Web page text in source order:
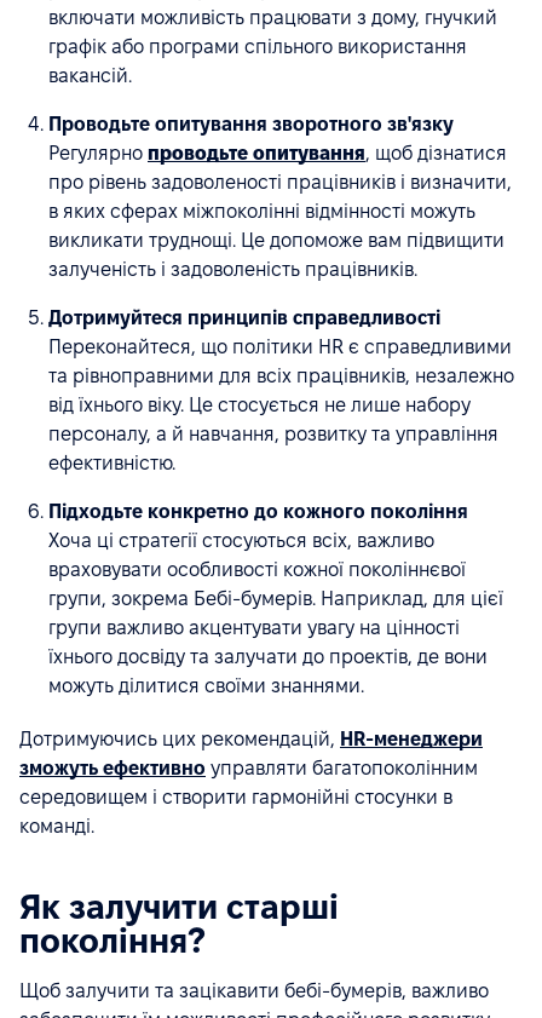
включати можливість працювати з дому, гнучкий
графік або програми спільного використання
вакансій.
Проводьте опитування зворотного зв'язку
Регулярно проводьте опитування, щоб дізнатися
про рівень задоволеності працівників і визначити,
в яких сферах міжпоколінні відмінності можуть
викликати труднощі. Це допоможе вам підвищити
залученість і задоволеність працівників.
Дотримуйтеся принципів справедливості
Переконайтеся, що політики HR є справедливими
та рівноправними для всіх працівників, незалежно
від їхнього віку. Це стосується не лише набору
персоналу, а й навчання, розвитку та управління
ефективністю.
Підходьте конкретно до кожного покоління
Хоча ці стратегії стосуються всіх, важливо
враховувати особливості кожної поколіннєвої
групи, зокрема Бебі-бумерів. Наприклад, для цієї
групи важливо акцентувати увагу на цінності
їхнього досвіду та залучати до проектів, де вони
можуть ділитися своїми знаннями.
Дотримуючись цих рекомендацій, HR-менеджери
зможуть ефективно управляти багатопоколінним
середовищем і створити гармонійні стосунки в
команді.
Як залучити старші
покоління?
Щоб залучити та зацікавити бебі-бумерів, важливо